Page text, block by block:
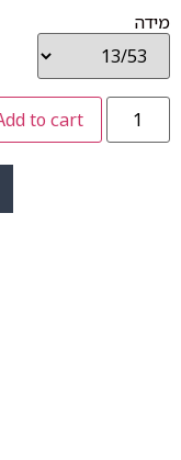
מידה
to cart